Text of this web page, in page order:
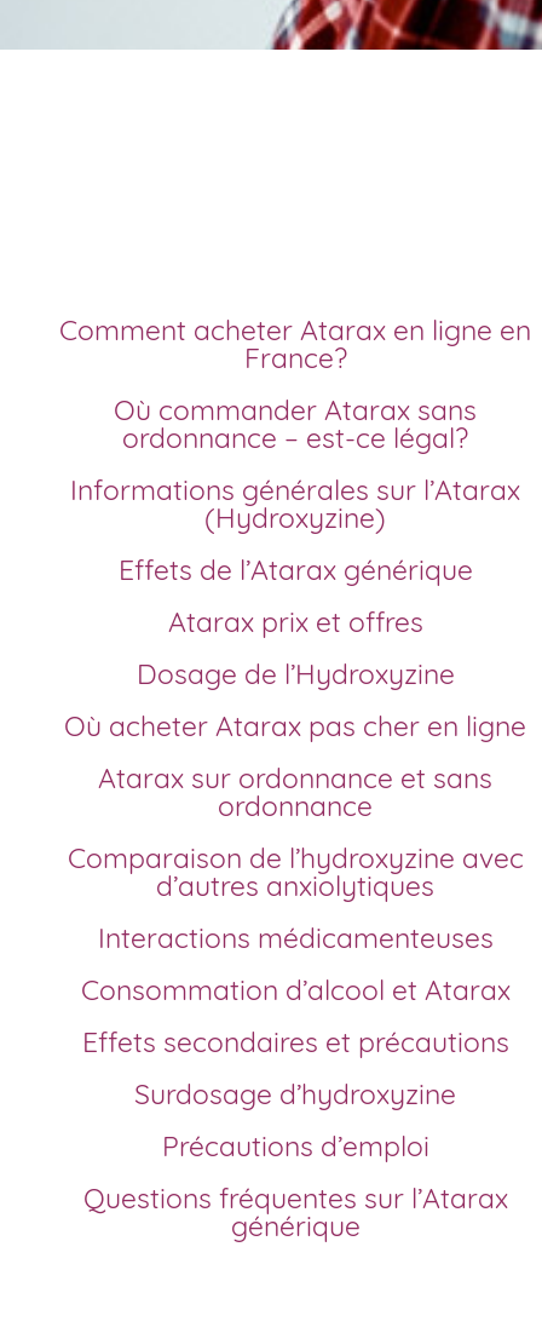
Comment acheter Atarax en ligne en
France?
Où commander Atarax sans
ordonnance – est-ce légal?
Informations générales sur l’Atarax
(Hydroxyzine)
Effets de l’Atarax générique
Atarax prix et offres
Dosage de l’Hydroxyzine
Où acheter Atarax pas cher en ligne
Atarax sur ordonnance et sans
ordonnance
Comparaison de l’hydroxyzine avec
d’autres anxiolytiques
Interactions médicamenteuses
Consommation d’alcool et Atarax
Effets secondaires et précautions
Surdosage d’hydroxyzine
Précautions d’emploi
Questions fréquentes sur l’Atarax
générique